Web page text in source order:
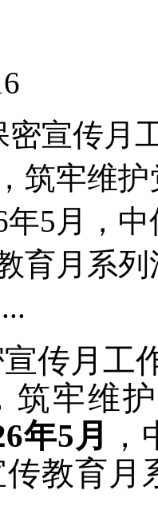
密宣传月
筑牢维
年5月，
育月系
传月工
筑牢维
年5月 ，
教育月